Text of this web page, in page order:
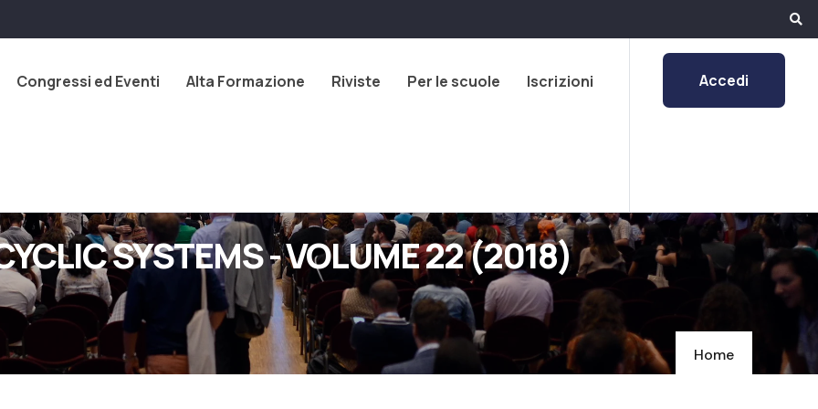
Congressi ed Eventi Alta Formazione Riviste Per le scuole Iscrizioni Accedi
SYSTEMS - VOLUME 22 (2018)
Home